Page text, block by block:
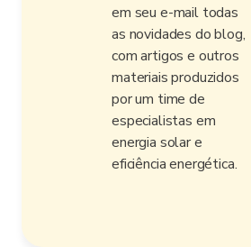
em seu e-mail todas
as novidades do blog,
com artigos e outros
materiais produzidos
por um time de
especialistas em
energia solar e
eficiência energética.